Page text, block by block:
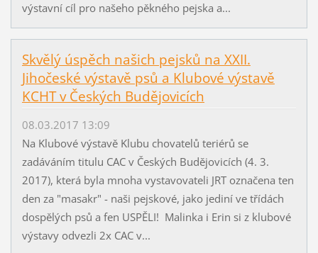
výstavní cíl pro našeho pěkného pejska a...
Skvělý úspěch našich pejsků na XXII.
Jihočeské výstavě psů a Klubové výstavě
KCHT v Českých Budějovicích
08.03.2017 13:09
Na Klubové výstavě Klubu chovatelů teriérů se
zadáváním titulu CAC v Českých Budějovicích (4. 3.
2017), která byla mnoha vystavovateli JRT označena ten
den za "masakr" - naši pejskové, jako jediní ve třídách
dospělých psů a fen USPĚLI! Malinka i Erin si z klubové
výstavy odvezli 2x CAC v...